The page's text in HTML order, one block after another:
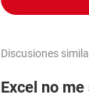
Discusiones
Excel no